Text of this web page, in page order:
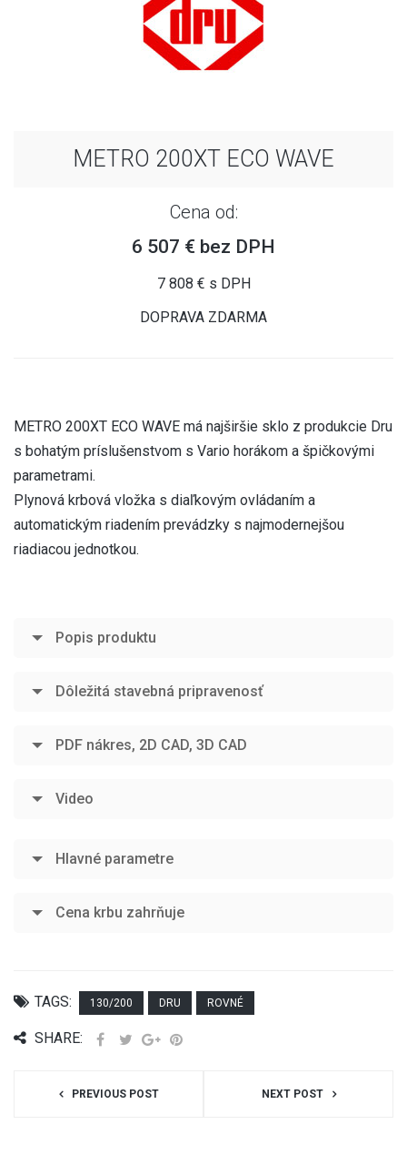
METRO 200XT ECO WAVE
Cena od:
6 507 € bez DPH
7 808 € s DPH
DOPRAVA ZDARMA
METRO 200XT ECO WAVE má najširšie sklo z produkcie Dru
s bohatým príslušenstvom s Vario horákom a špičkovými
parametrami.
Plynová krbová vložka s diaľkovým ovládaním a
automatickým riadením prevádzky s najmodernejšou
riadiacou jednotkou.
Popis produktu
Dôležitá stavebná pripravenosť
PDF nákres, 2D CAD, 3D CAD
Video
Hlavné parametre
Cena krbu zahrňuje
TAGS: 130/200 DRU ROVNÉ
SHARE:
PREVIOUS POST NEXT POST